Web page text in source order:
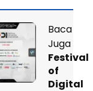
Baca
Juga
Festival
of
Digital